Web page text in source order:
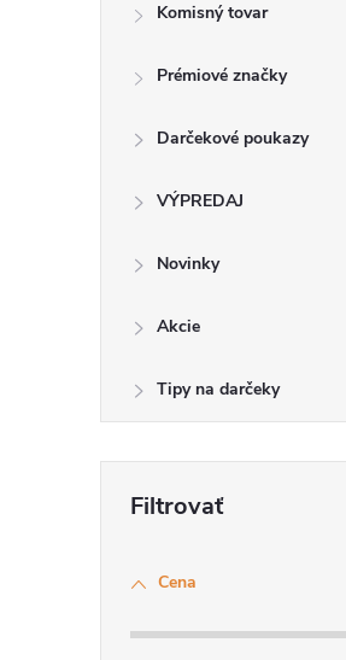
Komisný tovar
Prémiové značky
Darčekové poukazy
VÝPREDAJ
Novinky
Akcie
Tipy na darčeky
Cena